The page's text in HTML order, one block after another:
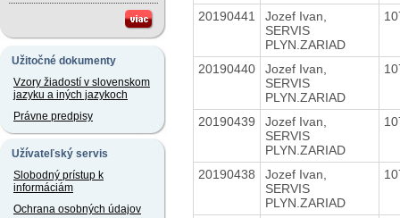
Užitočné dokumenty
Vzory žiadostí v slovenskom
jazyku a iných jazykoch
Právne predpisy
Užívateľský servis
Slobodný prístup k
informáciám
Ochrana osobných údajov
20190441
Jozef Ivan,
SERVIS
PLYN.ZARIAD
20190440
Jozef Ivan,
SERVIS
PLYN.ZARIAD
20190439
Jozef Ivan,
SERVIS
PLYN.ZARIAD
20190438
Jozef Ivan,
SERVIS
PLYN.ZARIAD